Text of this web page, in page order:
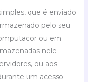
que é enviado
pelo seu
ou em
nele
ou aos
um acesso